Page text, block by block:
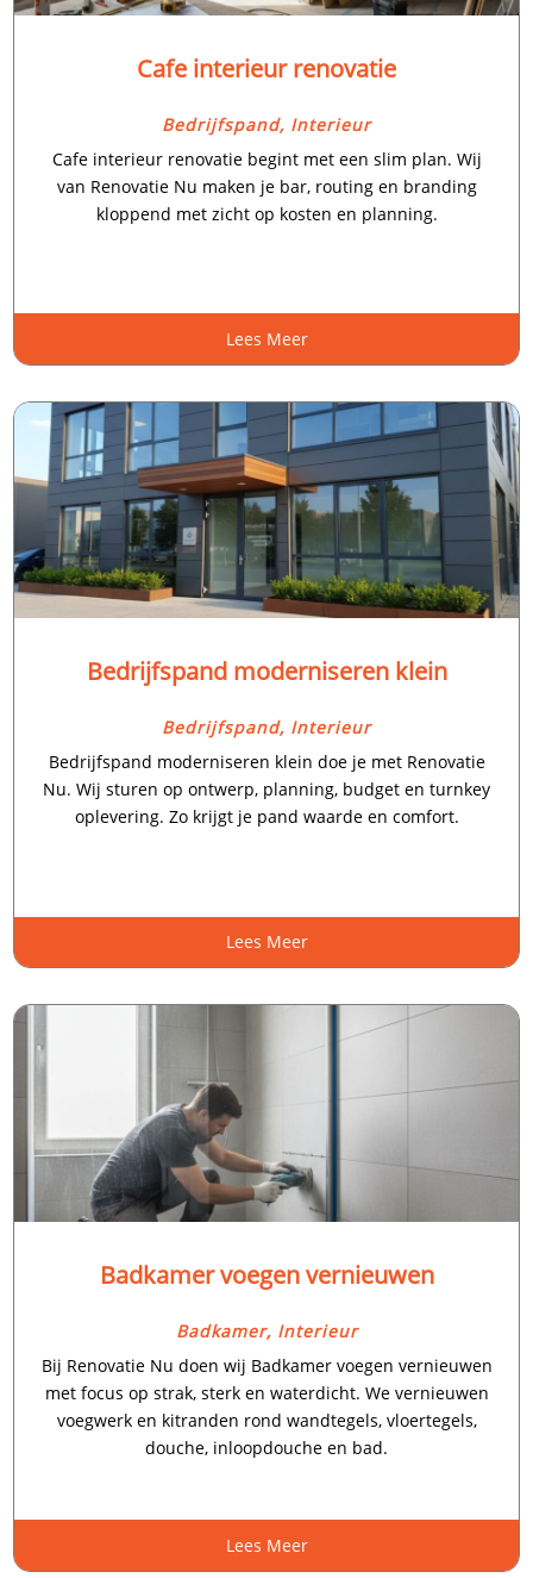
Cafe interieur renovatie
Bedrijfspand, Interieur
Cafe interieur renovatie begint met een slim plan.​ Wij
van Renovatie Nu maken je bar, routing en branding
kloppend met zicht op kosten en planning.​
Lees Meer
Bedrijfspand moderniseren klein
Bedrijfspand, Interieur
Bedrijfspand moderniseren klein doe je met Renovatie
Nu.​ Wij sturen op ontwerp, planning, budget en turnkey
oplevering.​ Zo krijgt je pand waarde en comfort.​
Lees Meer
Badkamer voegen vernieuwen
Badkamer, Interieur
Bij Renovatie Nu doen wij Badkamer voegen vernieuwen
met focus op strak, sterk en waterdicht.​ We vernieuwen
voegwerk en kitranden rond wandtegels, vloertegels,
douche, inloopdouche en bad.​
Lees Meer